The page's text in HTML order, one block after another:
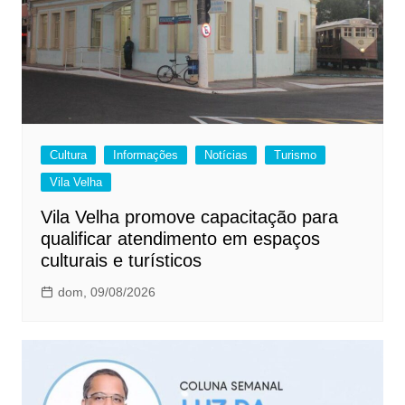
Cultura Informações Notícias
Turismo
Vila Velha
Vila Velha promove capacitação para
qualificar atendimento em espaços
culturais e turísticos
dom, 09/08/2026